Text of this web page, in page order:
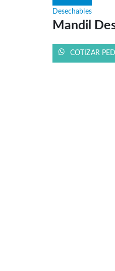
Desechables
Mandil
COTIZAR